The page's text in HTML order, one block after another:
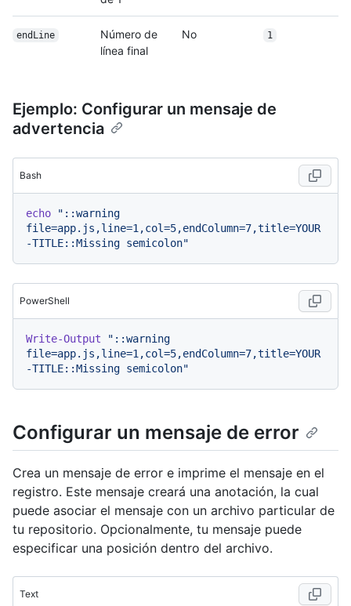
endLine
Número de
línea final
No 1
Ejemplo: Configurar un mensaje de
advertencia
Bash
echo
"::warning
file=app.js,line=1,col=5,endColumn=7,title=YOUR
-TITLE::Missing semicolon"
PowerShell
Write-Output
"::warning
file=app.js,line=1,col=5,endColumn=7,title=YOUR
-TITLE::Missing semicolon"
Configurar un mensaje de error
Crea un mensaje de error e imprime el mensaje en el
registro. Este mensaje creará una anotación, la cual
puede asociar el mensaje con un archivo particular de
tu repositorio. Opcionalmente, tu mensaje puede
especificar una posición dentro del archivo.
Text